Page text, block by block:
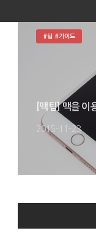
[맥팁] 맥을 이
2015-11-23
#팁 #가이드